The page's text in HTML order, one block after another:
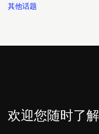
其他话题
欢迎您随时了